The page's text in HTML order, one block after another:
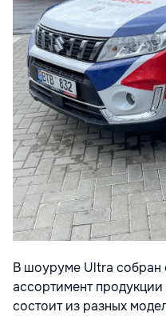
В шоуруме Ultra
ассортимент
состоит из разных